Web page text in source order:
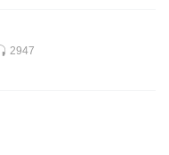
2947